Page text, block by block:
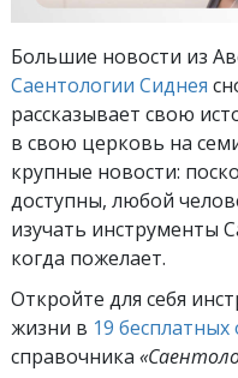
Большие новости из
Саентологии Сиднея
рассказывает свою
в свою церковь на
крупные новости:
доступны, любой
изучать инструменты
когда пожелает.
Откройте для себя
жизни в 19
справочника